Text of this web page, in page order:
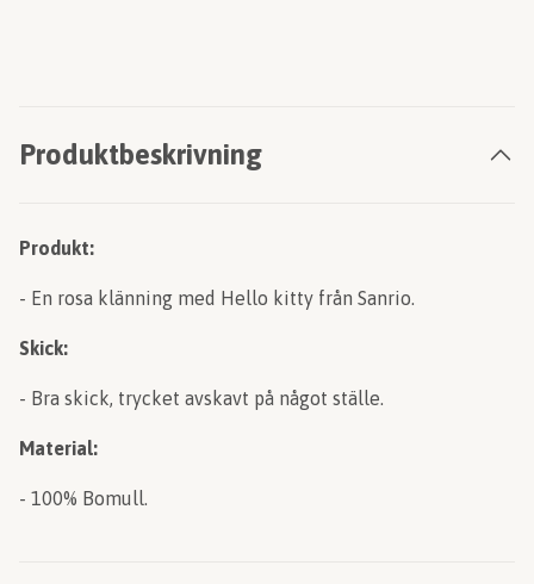
Produktbeskrivning
Produkt:
- En rosa klänning med Hello kitty från Sanrio.
Skick:
- Bra skick, trycket avskavt på något ställe.
Material:
- 100% Bomull.